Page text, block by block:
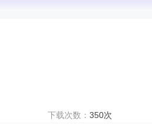
下载次数： 350次